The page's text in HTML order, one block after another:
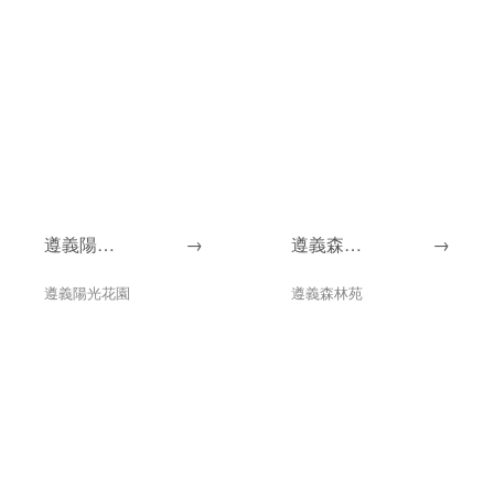
遵義陽光
→
遵義陽光花園
遵義森林
→
遵義森林苑